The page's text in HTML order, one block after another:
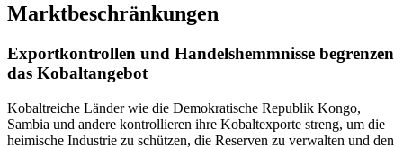
Marktbeschränkungen
Exportkontrollen und Handelshemmnisse begrenzen
das Kobaltangebot
Kobaltreiche Länder wie die Demokratische Republik Kongo,
Sambia und andere kontrollieren ihre Kobaltexporte streng, um die
heimische Industrie zu schützen, die Reserven zu verwalten und den